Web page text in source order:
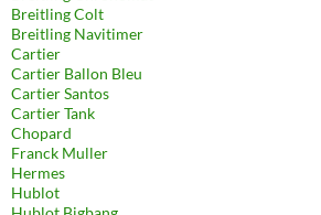
Breitling Colt
Breitling Navitimer
Cartier
Cartier Ballon Bleu
Cartier Santos
Cartier Tank
Chopard
Franck Muller
Hermes
Hublot